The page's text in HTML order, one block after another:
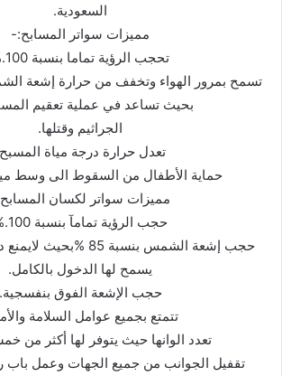
السعودیة.
ممیزات سواتر المسابح:-
تحجب الرؤیة تماما بنسبة 100.%
تسمح بمرور الھواء وتخفف من حرارة إشعة
بحیث تساعد في عملیة تعقیم
الجراثیم وقتلھا.
تعدل حرارة درجة میاة
حمایة الأطفال من السقوط الى وسط
ممیزات سواتر لكسان
حجب الرؤیة تمامآ بنسبة 100.%
حجب إشعة الشمس بنسبة 85
یسمح لھا الدخول بالكامل.
حجب الإشعة الفوق بنفسجیة.
تتمتع بجمیع عوامل السلامة
تعدد الوانھا حیث یتوفر لھا أكثر من
تقفیل الجوانب من جمیع الجھات وعمل باب